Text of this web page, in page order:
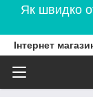
Як швидко
Інтернет